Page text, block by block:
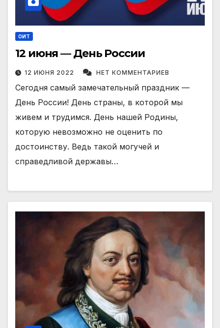
ОИТ
12 июня — День России
12 ИЮНЯ 2022 НЕТ КОММЕНТАРИЕВ
Сегодня самый замечательный праздник —
День России! День страны, в которой мы
живем и трудимся. День нашей Родины,
которую невозможно не оценить по
достоинству. Ведь такой могучей и
справедливой державы…